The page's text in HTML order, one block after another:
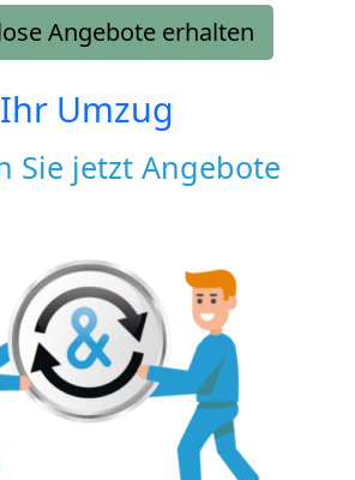
Angebote erhalten
Ihr Umzug
Sie jetzt Angebote